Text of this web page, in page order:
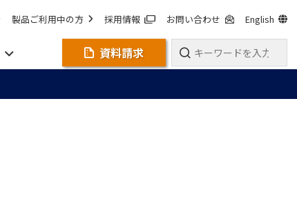
製品ご利用中の方 採用情報 お問い合わせ English
資料請求